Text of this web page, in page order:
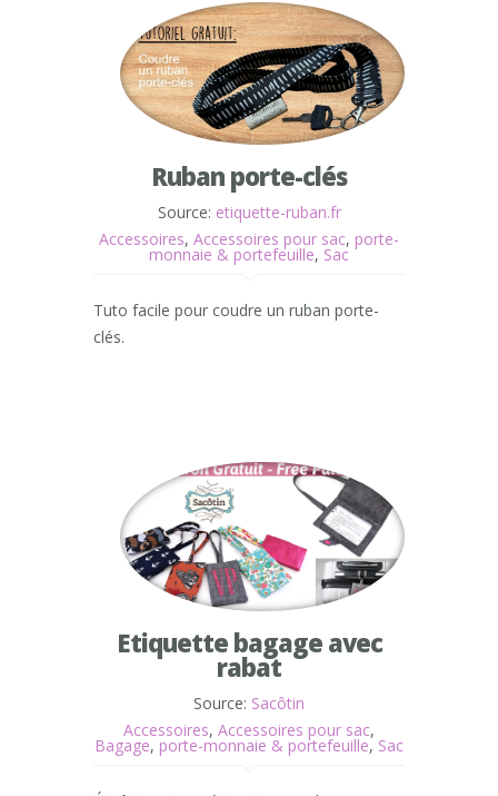
Ruban porte-clés
Source: etiquette-ruban.fr
Accessoires, Accessoires pour sac, porte-
monnaie & portefeuille, Sac
Tuto facile pour coudre un ruban porte-
clés.
Etiquette bagage avec
rabat
Source: Sacôtin
Accessoires, Accessoires pour sac,
Bagage, porte-monnaie & portefeuille, Sac